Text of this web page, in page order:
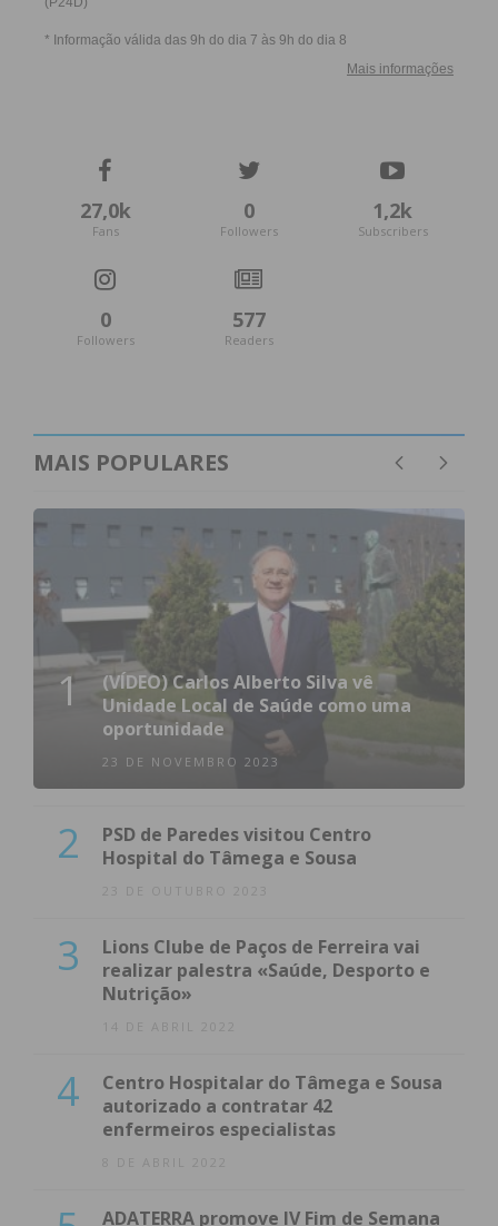
Temos Pena (Madalena).
Subscreva a newsletter do
Imediato
obtenha de forma regular a informação
atualizada.
Eu li e concordo com os
termos e
27,0k
Fans
0
Followers
1,2k
Subscribers
0
Followers
577
Readers
MAIS POPULARES
1
(VÍDEO) Carlos Alberto Silva vê
Unidade Local de Saúde como uma
oportunidade
23 DE NOVEMBRO 2023
2
PSD de Paredes visitou Centro
Hospital do Tâmega e Sousa
23 DE OUTUBRO 2023
3
Lions Clube de Paços de Ferreira vai
realizar palestra «Saúde, Desporto e
Nutrição»
14 DE ABRIL 2022
4
Centro Hospitalar do Tâmega e Sousa
autorizado a contratar 42
enfermeiros especialistas
8 DE ABRIL 2022
ADATERRA promove IV Fim de Semana